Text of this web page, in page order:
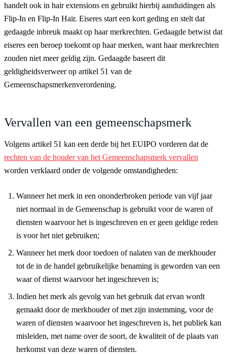
handelt ook in hair extensions en gebruikt hierbij aanduidingen als
Flip-In en Flip-In Hair. Eiseres start een kort geding en stelt dat
gedaagde inbreuk maakt op haar merkrechten. Gedaagde betwist dat
eiseres een beroep toekomt op haar merken, want haar merkrechten
zouden niet meer geldig zijn. Gedaagde baseert dit
geldigheidsverweer op artikel 51 van de
Gemeenschapsmerkenverordening.
Vervallen van een gemeenschapsmerk
Volgens artikel 51 kan een derde bij het EUIPO vorderen dat de
rechten van de houder van het Gemeenschapsmerk vervallen
worden verklaard onder de volgende omstandigheden:
Wanneer het merk in een ononderbroken periode van vijf jaar
niet normaal in de Gemeenschap is gebruikt voor de waren of
diensten waarvoor het is ingeschreven en er geen geldige reden
is voor het niet gebruiken;
Wanneer het merk door toedoen of nalaten van de merkhouder
tot de in de handel gebruikelijke benaming is geworden van een
waar of dienst waarvoor het ingeschreven is;
Indien het merk als gevolg van het gebruik dat ervan wordt
gemaakt door de merkhouder of met zijn instemming, voor de
waren of diensten waarvoor het ingeschreven is, het publiek kan
misleiden, met name over de soort, de kwaliteit of de plaats van
herkomst van deze waren of diensten.